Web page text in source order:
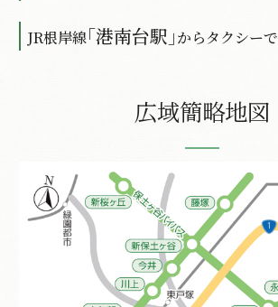
JR根岸線｢港南台駅｣からタクシーで
広域簡略地図